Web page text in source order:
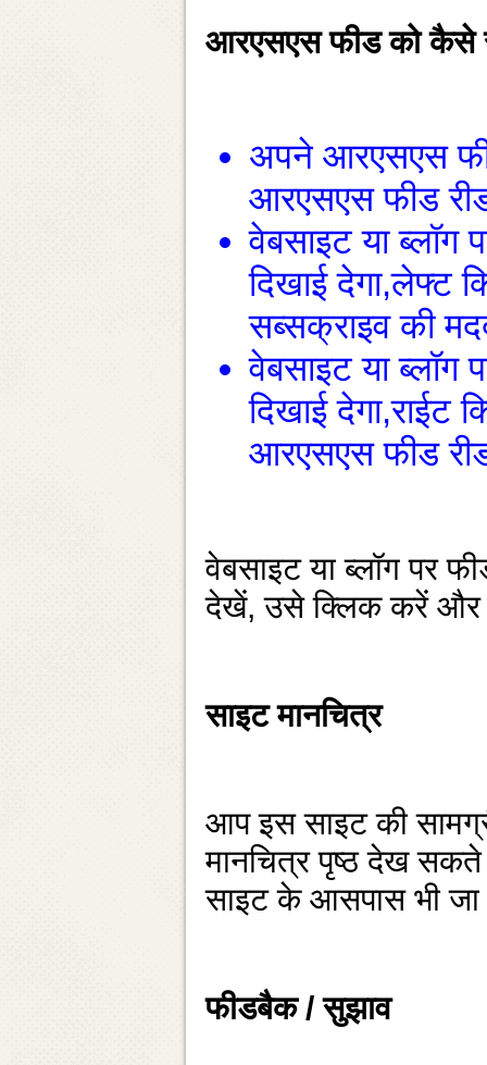
आरएसएस फीड को कैसे
अपने आरएसएस
आरएसएस फीड
वेबसाइट या
दिखाई देगा,लेफ्ट
सब्‍सक्राइव की
वेबसाइट या
दिखाई
आरएसएस फीड
वेबसाइट या ब्‍लॉग पर
देखें, उसे क्‍लिक करें और
साइट मानचित्र
आप इस साइट की
मानचित्र पृष्‍ठ देख
साइट के आसपास भी
फीडबैक / सुझाव